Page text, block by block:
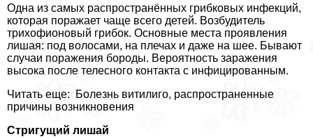
Одна из самых распространённых грибковых инфекций,
которая поражает чаще всего детей. Возбудитель
трихофионовый грибок. Основные места проявления
лишая: под волосами, на плечах и даже на шее. Бывают
случаи поражения бороды. Вероятность заражения
высока после телесного контакта с инфицированным.
Читать еще: Болезнь витилиго, распространенные
причины возникновения
Стригущий лишай